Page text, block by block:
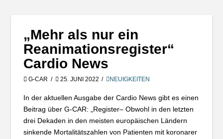
„Mehr als nur ein
Reanimationsregister“
Cardio News
G-CAR 25. JUNI 2022 NEUIGKEITEN
In der aktuellen Ausgabe der Cardio News gibt es einen
Beitrag über G-CAR: „Register– Obwohl in den letzten
drei Dekaden in den meisten europäischen Ländern
sinkende Mortalitätszahlen von Patienten mit koronarer